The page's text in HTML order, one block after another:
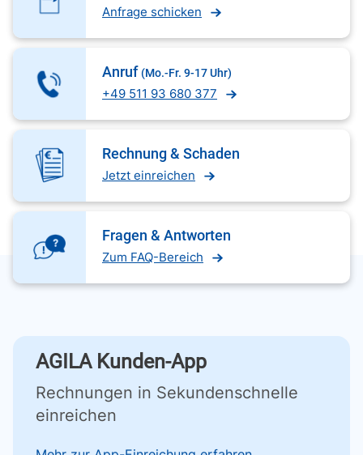
Anfrage schicken
Anruf (Mo.-Fr. 9-17 Uhr)
+49 511 93 680 377
Rechnung & Schaden
Jetzt einreichen
Fragen & Antworten
Zum FAQ-Bereich
AGILA Kunden-App
Rechnungen in Sekundenschnelle
einreichen